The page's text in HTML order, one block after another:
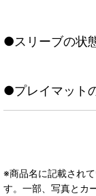
●スリーブの状
●プレイマット
※商品名に記載され
す。一部、写真とカ